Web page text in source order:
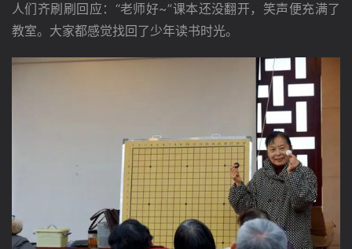
人们齐刷刷回应：“老师好~”课本还没翻开，笑声便充满了
教室。大家都感觉找回了少年读书时光。